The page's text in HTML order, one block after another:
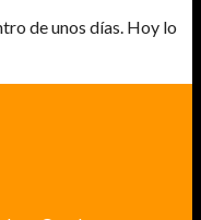
de unos días. Hoy lo